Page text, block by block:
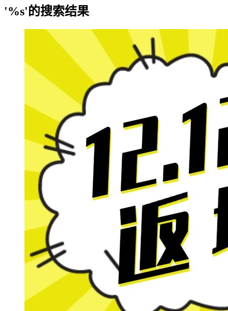
'%s'的搜索结果